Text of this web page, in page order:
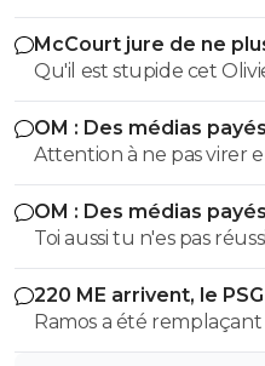
Gouiri, que j'aime
hésitation, c'est Paixao
McCourt jure de ne
Qu'il est stupide cet
ses commentaires
me répondre avec ses
bien ce que je dis, on
teubé.^^
OM : Des médias
accusé
Attention à ne pas virer
OM : Des médias
accusé
Toi aussi tu n'es pas
220 ME arrivent, le
Ramos a été
(65+15 de bonus)